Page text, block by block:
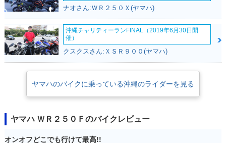
ナオさん:ＷＲ２５０Ｘ(ヤマハ)
沖縄チャリティーランFINAL（2019年6月30日開
催）
クスクスさん:ＸＳＲ９００(ヤマハ)
ヤマハのバイクに乗っている沖縄のライダーを見る
ヤマハ ＷＲ２５０Ｆのバイクレビュー
オンオフどこでも行けて最高!!